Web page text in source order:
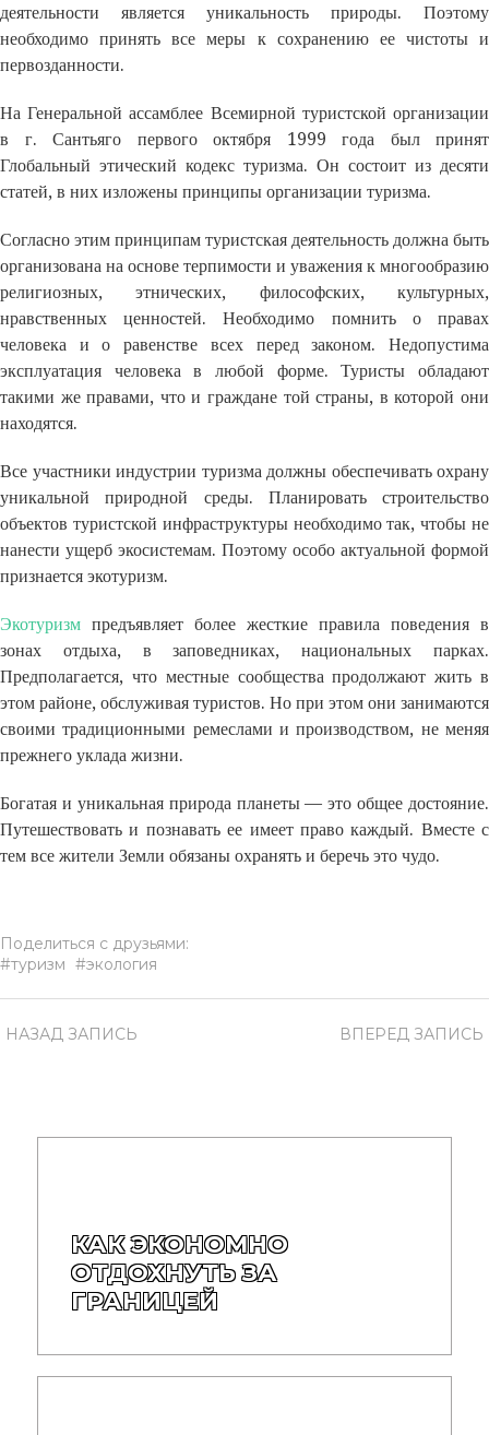
деятельности является уникальность природы. Поэтому
необходимо принять все меры к сохранению ее чистоты и
первозданности.
На Генеральной ассамблее Всемирной туристской организации
в г. Сантьяго первого октября 1999 года был принят
Глобальный этический кодекс туризма. Он состоит из десяти
статей, в них изложены принципы организации туризма.
Согласно этим принципам туристская деятельность должна быть
организована на основе терпимости и уважения к многообразию
религиозных, этнических, философских, культурных,
нравственных ценностей. Необходимо помнить о правах
человека и о равенстве всех перед законом. Недопустима
эксплуатация человека в любой форме. Туристы обладают
такими же правами, что и граждане той страны, в которой они
находятся.
Все участники индустрии туризма должны обеспечивать охрану
уникальной природной среды. Планировать строительство
объектов туристской инфраструктуры необходимо так, чтобы не
нанести ущерб экосистемам. Поэтому особо актуальной формой
признается экотуризм.
Экотуризм предъявляет более жесткие правила поведения в
зонах отдыха, в заповедниках, национальных парках.
Предполагается, что местные сообщества продолжают жить в
этом районе, обслуживая туристов. Но при этом они занимаются
своими традиционными ремеслами и производством, не меняя
прежнего уклада жизни.
Богатая и уникальная природа планеты — это общее достояние.
Путешествовать и познавать ее имеет право каждый. Вместе с
тем все жители Земли обязаны охранять и беречь это чудо.
Поделиться с друзьями:
туризм
экология
ВПЕРЕД ЗАПИСЬ
НАЗАД ЗАПИСЬ
КАК ЭКОНОМНО
ОТДОХНУТЬ ЗА
ГРАНИЦЕЙ